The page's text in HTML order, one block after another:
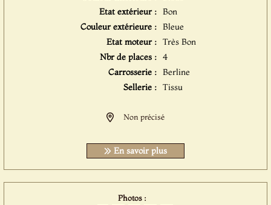
Etat extérieur : Bon
Couleur extérieure : Bleue
Etat moteur : Très Bon
Nbr de places : 4
Carrosserie : Berline
Sellerie : Tissu
Non précisé
En savoir plus
Photos :